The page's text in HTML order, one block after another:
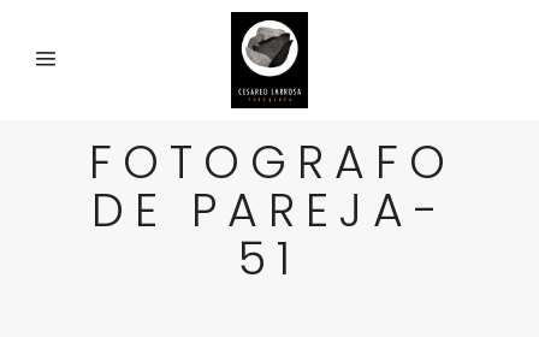
FOTOGRAFO
DE PAREJA-
51